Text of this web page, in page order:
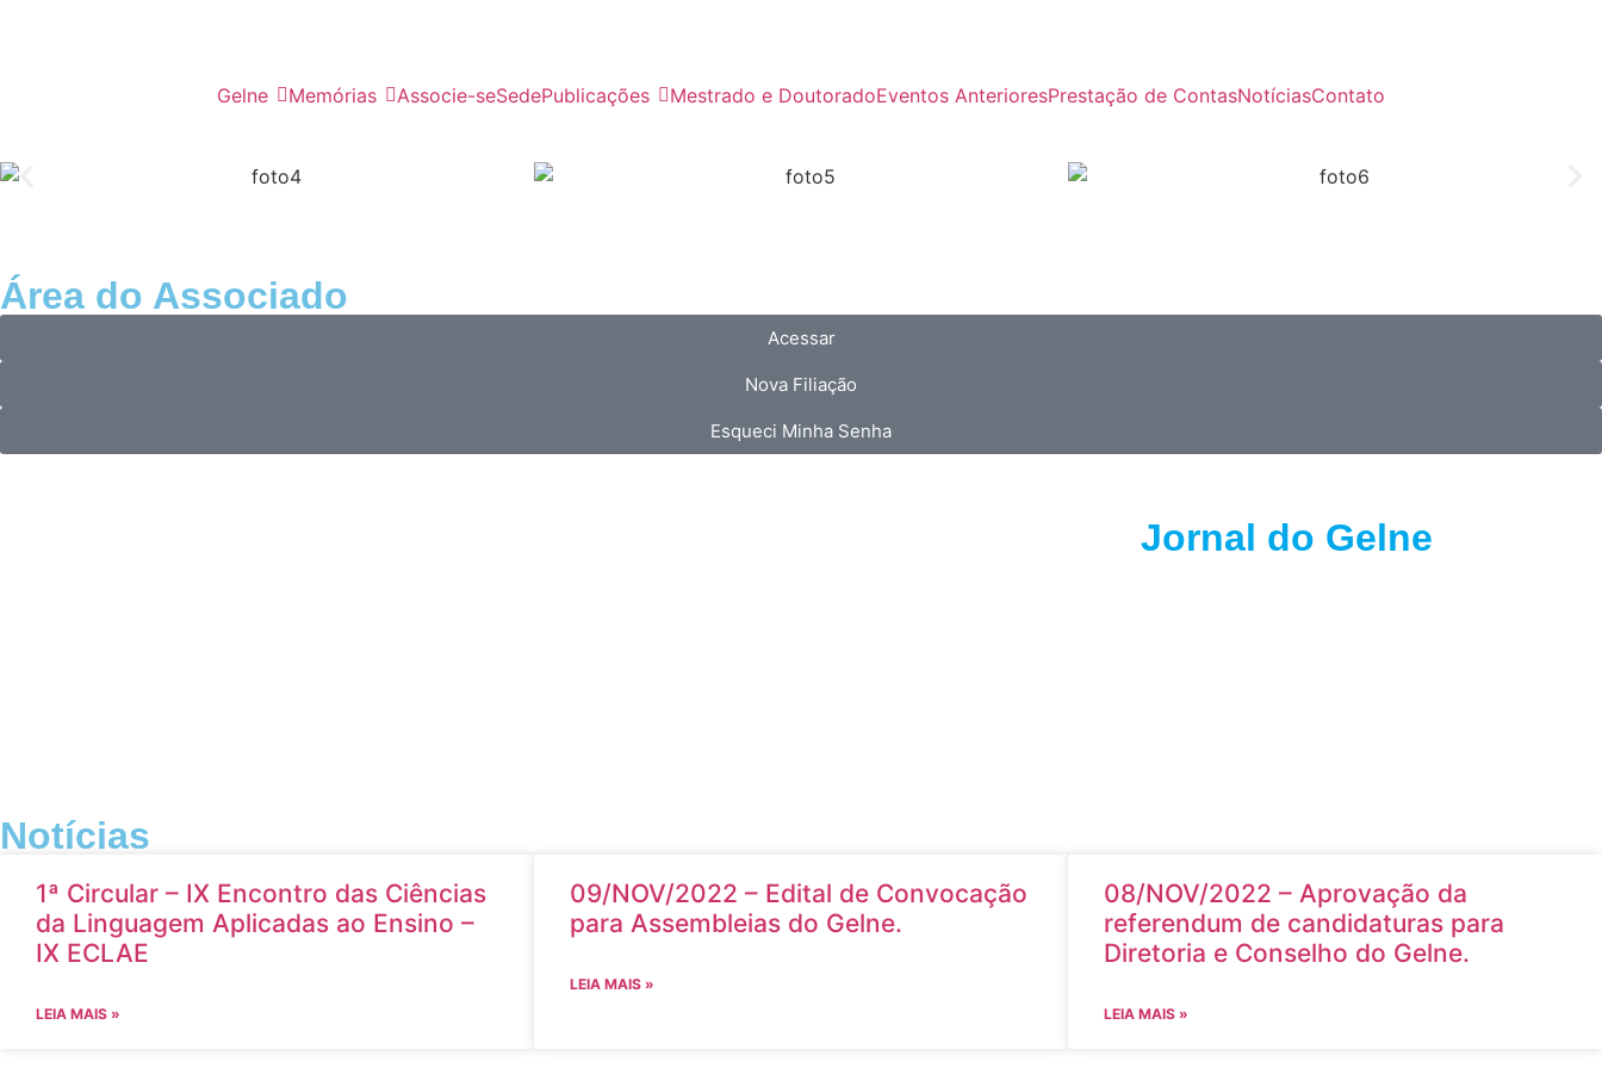
Gelne Memórias Associe-seSedePublicações Mestrado e DoutoradoEventos AnterioresPrestação de ContasNotíciasContato
Área do Associado
Acessar
Nova Filiação
Esqueci Minha Senha
Jornal do Gelne
Notícias
1ª Circular – IX Encontro das Ciências
da Linguagem Aplicadas ao Ensino –
IX ECLAE
LEIA MAIS »
09/NOV/2022 – Edital de Convocação
para Assembleias do Gelne.
LEIA MAIS »
08/NOV/2022 – Aprovação da
referendum de candidaturas para
Diretoria e Conselho do Gelne.
LEIA MAIS »